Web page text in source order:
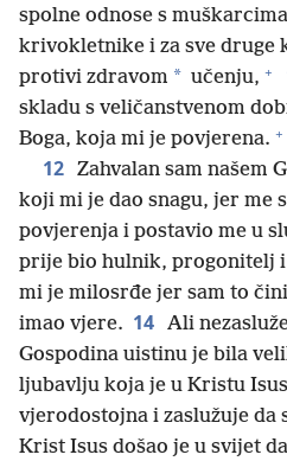
spolne odnose s muškarcima
krivokletnike i za sve druge
protivi zdravom * učenju, +
skladu s veličanstvenom
Boga, koja mi je povjerena. +
12 Zahvalan sam našem
koji mi je dao snagu, jer me
povjerenja i postavio me u
prije bio hulnik, progonitelj
mi je milosrđe jer sam to
imao vjere. 14 Ali
Gospodina uistinu je bila
ljubavlju koja je u Kristu
vjerodostojna i zaslužuje da
Krist Isus došao je u svijet